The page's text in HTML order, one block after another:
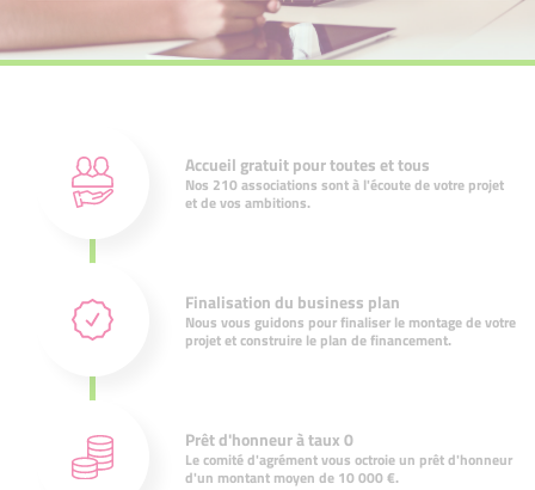
Accueil gratuit pour toutes et tous
Nos 210 associations sont à l'écoute de votre projet
et de vos ambitions.
Finalisation du business plan
Nous vous guidons pour finaliser le montage de votre
projet et construire le plan de financement.
Prêt d'honneur à taux 0
Le comité d'agrément vous octroie un prêt d'honneur
d'un montant moyen de 10 000 €.